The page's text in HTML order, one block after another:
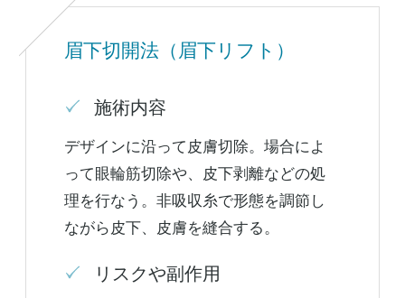
眉下切開法（眉下リフト）
施術内容
デザインに沿って皮膚切除。場合によ
って眼輪筋切除や、皮下剥離などの処
理を行なう。非吸収糸で形態を調節し
ながら皮下、皮膚を縫合する。
リスクや副作用